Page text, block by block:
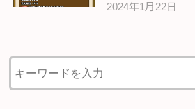
2024年1月22日